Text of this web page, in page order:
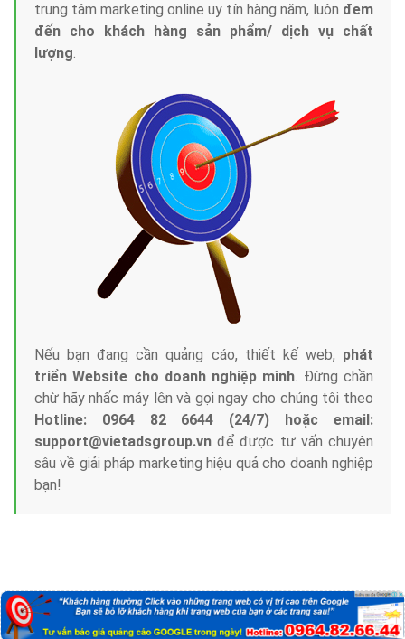
trung tâm marketing online uy tín hàng năm, luôn đem
đến cho khách hàng sản phẩm/ dịch vụ chất
lượng.
Nếu bạn đang cần quảng cáo, thiết kế web, phát
triển Website cho doanh nghiệp mình. Đừng chần
chừ hãy nhấc máy lên và gọi ngay cho chúng tôi theo
Hotline: 0964 82 6644 (24/7) hoặc email:
support@vietadsgroup.vn để được tư vấn chuyên
sâu về giải pháp marketing hiệu quả cho doanh nghiệp
bạn!